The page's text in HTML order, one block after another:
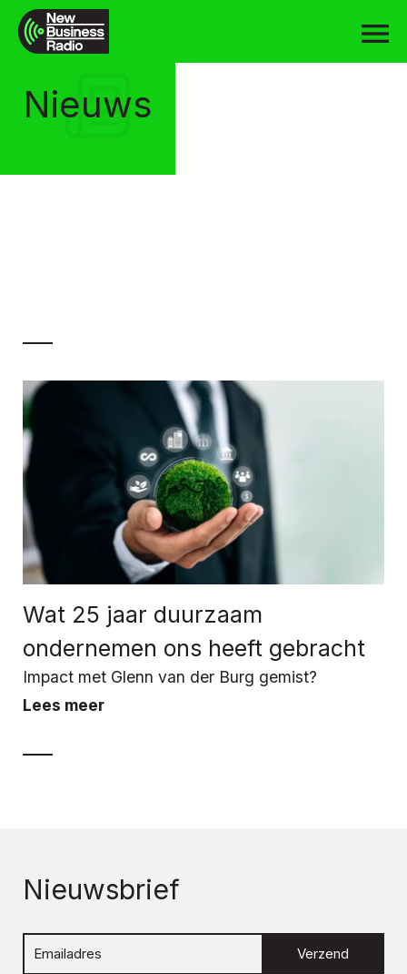
Nieuws
Wat 25 jaar duurzaam
ondernemen ons heeft gebracht
Impact met Glenn van der Burg gemist?
Lees meer
Nieuwsbrief
Verzend